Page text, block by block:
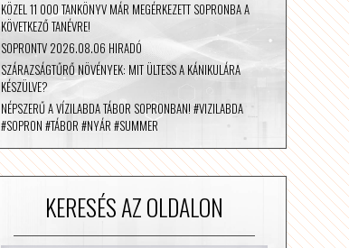
KÖZEL 11 000 TANKÖNYV MÁR MEGÉRKEZETT SOPRONBA A
KÖVETKEZŐ TANÉVRE!
SOPRONTV 2026.08.06 HIRADÓ
SZÁRAZSÁGTŰRŐ NÖVÉNYEK: MIT ÜLTESS A KÁNIKULÁRA
KÉSZÜLVE?
NÉPSZERŰ A VÍZILABDA TÁBOR SOPRONBAN! #VIZILABDA
#SOPRON #TÁBOR #NYÁR #SUMMER
KERESÉS AZ OLDALON